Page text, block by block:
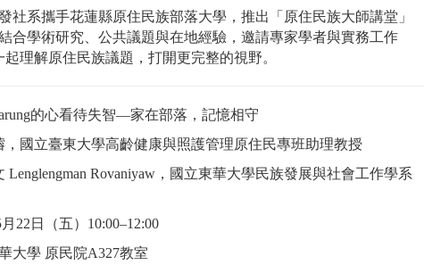
社系攜手花蓮縣原住民族部落大學，推出「原住民族大師講堂」
合學術研究、公共議題與在地經驗，邀請專家學者與實務工作
理解原住民族議題，打開更完整的視野。
的心看待失智—家在部落，記憶相守
，國立臺東大學高齡健康與照護管理原住民專班助理教授
Lenglengman Rovaniyaw，國立東華大學民族發展與社會工作學系
月 22 日（五） 10:00–12:00
大學 原民院A327教室